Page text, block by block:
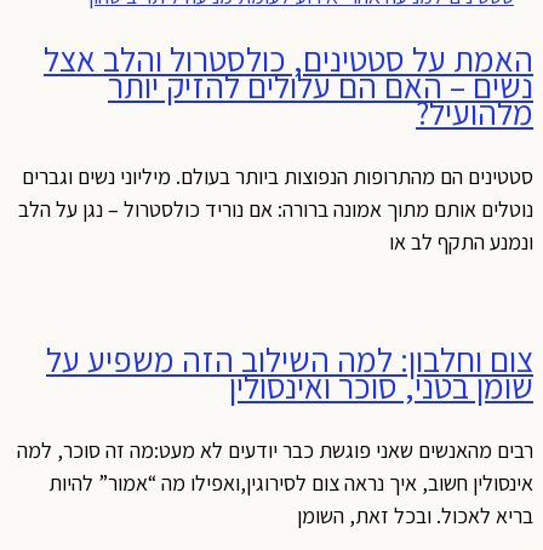
האמת על סטטינים, כולסטרול והלב אצל
נשים – האם הם עלולים להזיק יותר
מלהועיל?
סטטינים הם מהתרופות הנפוצות ביותר בעולם. מיליוני נשים וגברים
נוטלים אותם מתוך אמונה ברורה: אם נוריד כולסטרול – נגן על הלב
ונמנע התקף לב או
צום וחלבון: למה השילוב הזה משפיע על
שומן בטני, סוכר ואינסולין
רבים מהאנשים שאני פוגשת כבר יודעים לא מעט:מה זה סוכר, למה
אינסולין חשוב, איך נראה צום לסירוגין,ואפילו מה “אמור” להיות
בריא לאכול. ובכל זאת, השומן